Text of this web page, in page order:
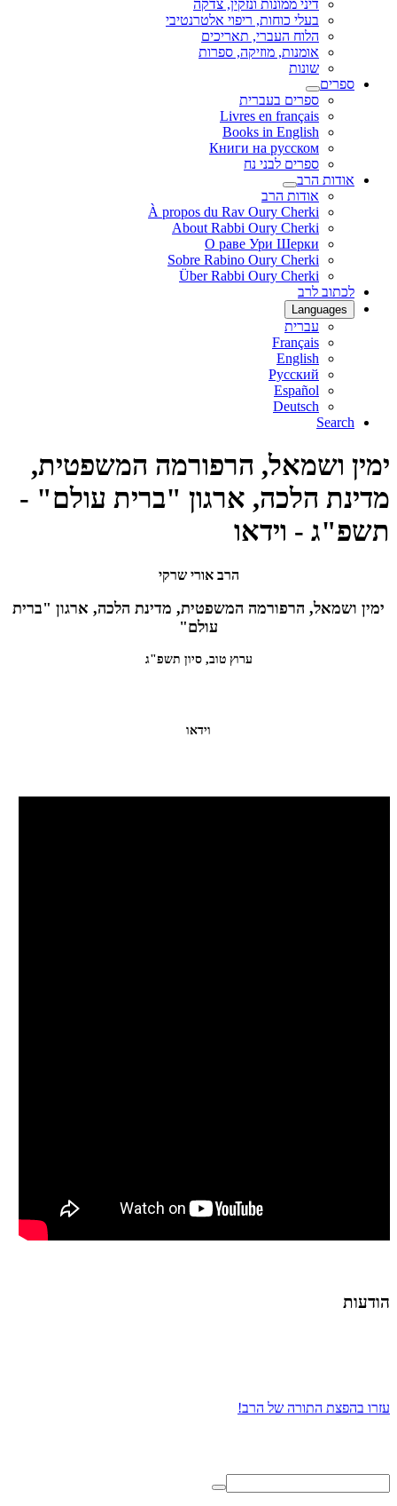
דיני ממונות ונזקין, צדקה
בעלי כוחות, ריפוי אלטרנטיבי
הלוח העברי, תאריכים
אומנות, מוזיקה, ספרות
שונות
ספרים
ספרים בעברית
Livres en français
Books in English
Книги на русском
ספרים לבני נח
אודות הרב
אודות הרב
À propos du Rav Oury Cherki
About Rabbi Oury Cherki
О раве Ури Шерки
Sobre Rabino Oury Cherki
Über Rabbi Oury Cherki
לכתוב לרב
Languages
עברית
Français
English
Русский
Español
Deutsch
Search
ימין ושמאל, הרפורמה המשפטית,
מדינת הלכה, ארגון "ברית עולם" -
תשפ"ג - וידאו
הרב אורי שרקי
ימין ושמאל, הרפורמה המשפטית, מדינת הלכה, ארגון "ברית
עולם"
ערוץ טוב, סיון תשפ"ג
וידאו
הודעות
עזרו בהפצת התורה של הרב!